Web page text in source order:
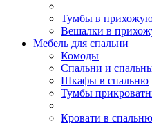
Тумбы в
Вешалки в
Мебель для спальни
Комоды
Спальни и
Шкафы в спальню
Тумбы
Кровати в спальню